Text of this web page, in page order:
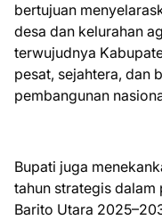
bertujuan
desa dan kelurahan
terwujudnya
pesat, sejahtera, dan
pembangunan
Bupati juga
tahun strategis dalam
Barito Utara